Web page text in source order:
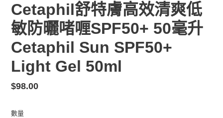
Cetaphil舒特膚高效清爽低
敏防曬啫喱SPF50+ 50毫升
Cetaphil Sun SPF50+
Light Gel 50ml
定
$98.00
數量